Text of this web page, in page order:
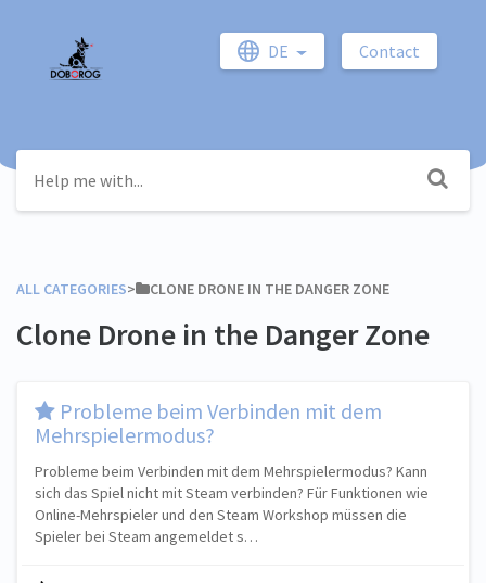
DE Contact
ALL CATEGORIES​>​ ​CLONE DRONE IN THE DANGER ZONE
Clone Drone in the Danger Zone
​Probleme beim Verbinden mit dem
Mehrspielermodus?
Probleme beim Verbinden mit dem Mehrspielermodus? Kann
sich das Spiel nicht mit Steam verbinden? Für Funktionen wie
Online-Mehrspieler und den Steam Workshop müssen die
Spieler bei Steam angemeldet s…